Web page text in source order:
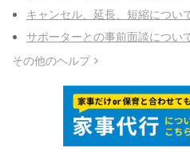
キャンセル、延長、短縮につい
サポーターとの事前面談につい
その他のヘルプ